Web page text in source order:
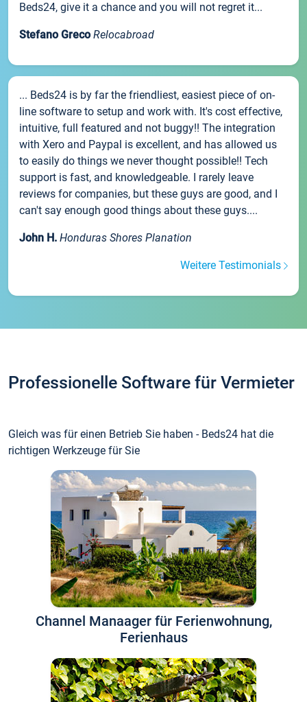
Beds24, give it a chance and you will not regret it...
Stefano Greco Relocabroad
... Beds24 is by far the friendliest, easiest piece of on-
line software to setup and work with. It's cost effective,
intuitive, full featured and not buggy!! The integration
with Xero and Paypal is excellent, and has allowed us
to easily do things we never thought possible!! Tech
support is fast, and knowledgeable. I rarely leave
reviews for companies, but these guys are good, and I
can't say enough good things about these guys....
John H. Honduras Shores Planation
Weitere Testimonials
Professionelle Software für Vermieter
Gleich was für einen Betrieb Sie haben - Beds24 hat die
richtigen Werkzeuge für Sie
Channel Manaager für Ferienwohnung,
Ferienhaus